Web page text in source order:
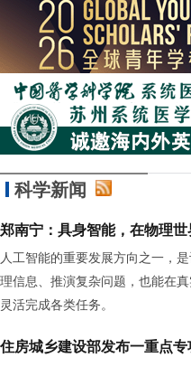
科学新闻
郑南宁：具身智能，在物理世
人工智能的重要发展方向之一，
理信息、推演复杂问题，也能在
灵活完成各类任务。
住房城乡建设部发布一重点